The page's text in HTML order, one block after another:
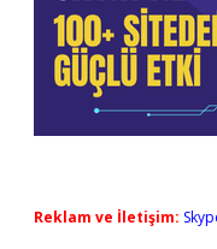
Reklam ve İletişim: